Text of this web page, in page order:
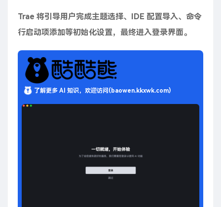
Trae 将引导用户完成主题选择、IDE 配置导入、命令
行启动项添加等初始化设置，最终进入登录界面。
了解更多 AI 知识，欢迎访问(baowen.kkxwk.com)